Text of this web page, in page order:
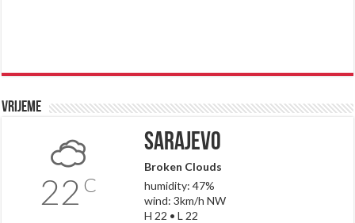
Vrijeme
22 C
Sarajevo
Broken Clouds
humidity: 47%
wind: 3km/h NW
H 22 • L 22